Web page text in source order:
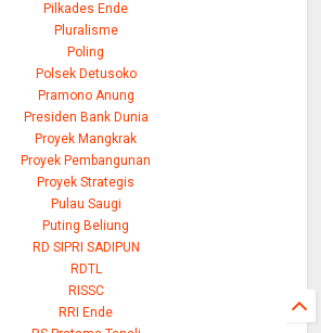
Pilkades Ende
Pluralisme
Poling
Polsek Detusoko
Pramono Anung
Presiden Bank Dunia
Proyek Mangkrak
Proyek Pembangunan
Proyek Strategis
Pulau Saugi
Puting Beliung
RD SIPRI SADIPUN
RDTL
RISSC
RRI Ende